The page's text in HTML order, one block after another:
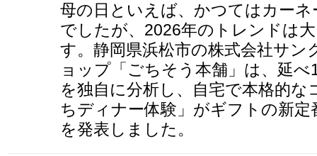
母の日といえば、かつてはカー
でしたが、2026年のトレンドは
す。静岡県浜松市の株式会社サ
ョップ「ごちそう本舗」は、延
を独自に分析し、自宅で本格的
ちディナー体験」がギフトの新
を発表しました。